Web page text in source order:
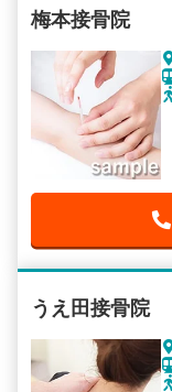
梅本接骨院
うえ田接骨院